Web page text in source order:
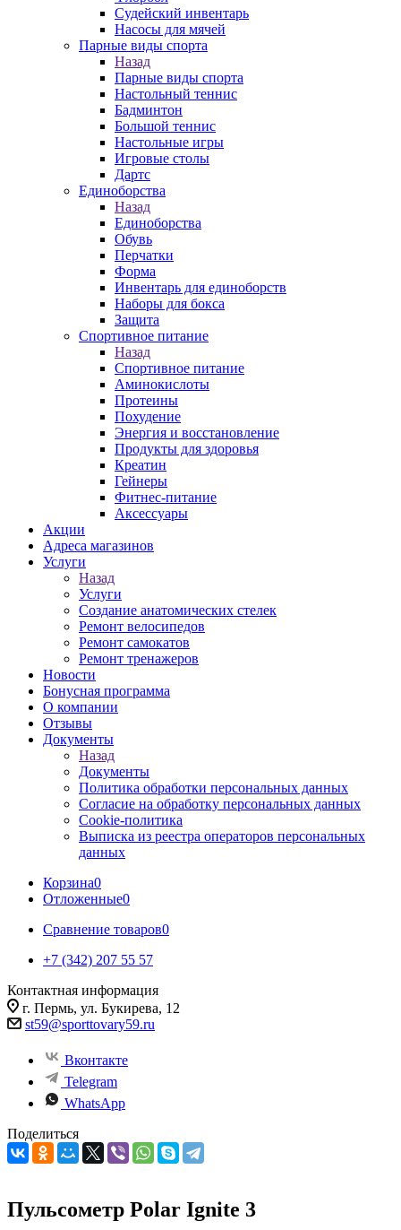
Судейский инвентарь
Насосы для мячей
Парные виды спорта
Назад
Парные виды спорта
Настольный теннис
Бадминтон
Большой теннис
Настольные игры
Игровые столы
Дартс
Единоборства
Назад
Единоборства
Обувь
Перчатки
Форма
Инвентарь для единоборств
Наборы для бокса
Защита
Спортивное питание
Назад
Спортивное питание
Аминокислоты
Протеины
Похудение
Энергия и восстановление
Продукты для здоровья
Креатин
Гейнеры
Фитнес-питание
Аксессуары
Акции
Адреса магазинов
Услуги
Назад
Услуги
Создание анатомических стелек
Ремонт велосипедов
Ремонт самокатов
Ремонт тренажеров
Новости
Бонусная программа
О компании
Отзывы
Документы
Назад
Документы
Политика обработки персональных данных
Согласие на обработку персональных данных
Cookie-политика
Выписка из реестра операторов персональных
данных
Корзина0
Отложенные0
Сравнение товаров0
+7 (342) 207 55 57
Контактная информация
г. Пермь, ул. Букирева, 12
st59@sporttovary59.ru
Вконтакте
Telegram
WhatsApp
Поделиться
Пульсометр Polar Ignite 3